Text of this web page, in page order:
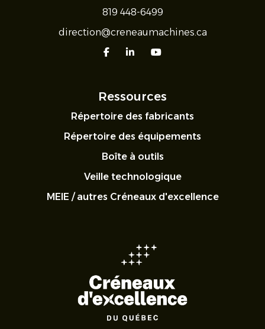
819 448-6499
direction@creneaumachines.ca
facebooklinkedinyoutube
Ressources
Répertoire des fabricants
Répertoire des équipements
Boîte à outils
Veille technologique
MEIE / autres Créneaux d'excellence